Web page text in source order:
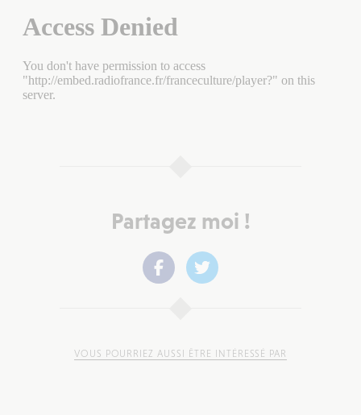
Partagez moi !
VOUS POURRIEZ AUSSI ÊTRE INTÉRESSÉ PAR